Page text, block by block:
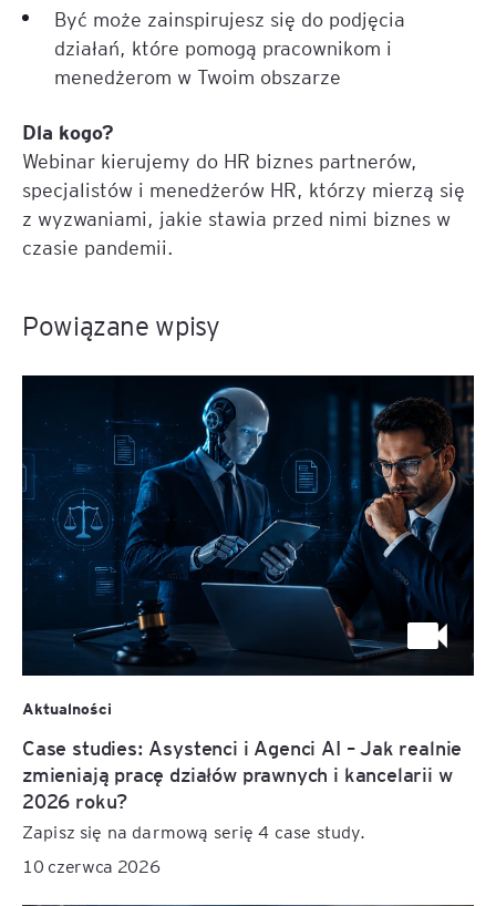
Być może zainspirujesz się do podjęcia
działań, które pomogą pracownikom i
menedżerom w Twoim obszarze
Dla kogo?
Webinar kierujemy do HR biznes partnerów,
specjalistów i menedżerów HR, którzy mierzą się
z wyzwaniami, jakie stawia przed nimi biznes w
czasie pandemii.
Powiązane wpisy
Aktualności
Case studies: Asystenci i Agenci AI – Jak realnie
zmieniają pracę działów prawnych i kancelarii w
2026 roku?
Zapisz się na darmową serię 4 case study.
10 czerwca 2026